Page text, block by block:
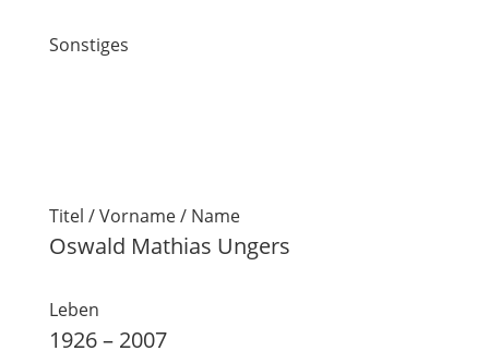
Sonstiges
Titel / Vorname / Name
Oswald Mathias Ungers
Leben
1926 – 2007